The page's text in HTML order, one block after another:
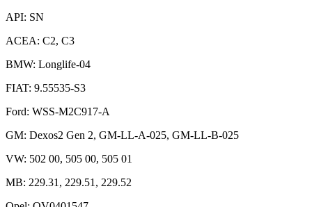
API: SN
ACEA: C2, C3
BMW: Longlife-04
FIAT: 9.55535-S3
Ford: WSS-M2C917-A
GM: Dexos2 Gen 2, GM-LL-A-025, GM-LL-B-025
VW: 502 00, 505 00, 505 01
MB: 229.31, 229.51, 229.52